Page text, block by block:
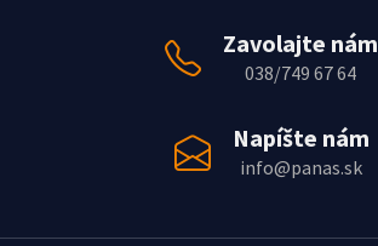
Zavolajte nám
038/749 67 64
Napíšte nám
info@panas.sk